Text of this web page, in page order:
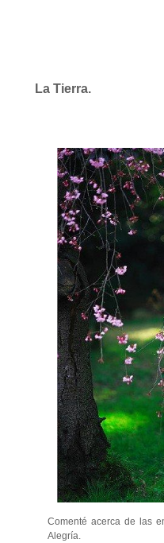
La Tierra.
Comenté acerca de las
Alegría.